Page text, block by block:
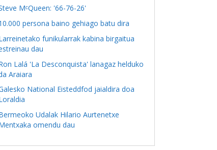
MᶜQueen: '66-76-26'
persona baino gehiago batu dira
funikularrak kabina birgaitua
dau
Lalá 'La Desconquista' lanagaz helduko
Araiara
National Eisteddfod jaialdira doa
Udalak Hilario Aurtenetxe
omendu dau